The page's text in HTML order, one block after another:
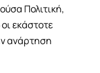
Πολιτική,
εκάστοτε
ανάρτηση